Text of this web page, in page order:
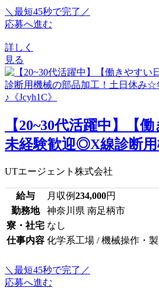
＼最短45秒で完了／
応募へ進む
詳しく
見る
【20~30代活躍中】【
未経験歓迎◎X線診断用
UTエージェント株式会社
給与 月収例234,000円
勤務地
神奈川県 南足柄市
寮・社宅 なし
仕事内容 化学系工場 / 機械操作・
＼最短45秒で完了／
応募へ進む